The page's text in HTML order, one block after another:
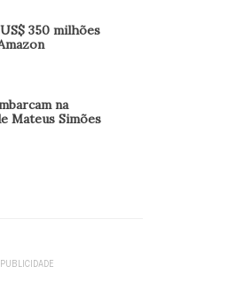
350 milhões
na
Mateus Simões